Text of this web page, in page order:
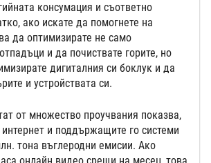
консумация и съответно
ако искате да помогнете на
да оптимизирате не само
и да почиствате горите, но
дигиталния си боклук и да
и устройствата си.
от множество проучвания показва,
и поддържащите го системи
тона въглеродни емисии. Ако